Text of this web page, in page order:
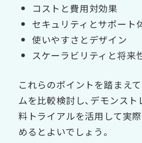
コストと費用対効果
セキュリティとサポート
使いやすさとデザイン
スケーラビリティと将来
これらのポイントを踏まえ
ムを比較検討し、デモンス
料トライアルを活用して実
めるとよいでしょう。